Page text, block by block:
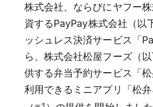
株式会社、ならびにヤフー
資するPayPay株式会社（以
ッシュレス決済サービス「
ら、株式会社松屋フーズ（
供する弁当予約サービス「
利用できるミニアプリ「松弁